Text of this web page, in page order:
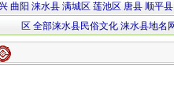
曲阳 涞水县 满城区 莲池区 唐县 顺平县
区 全部涞水县民俗文化 涞水县地名